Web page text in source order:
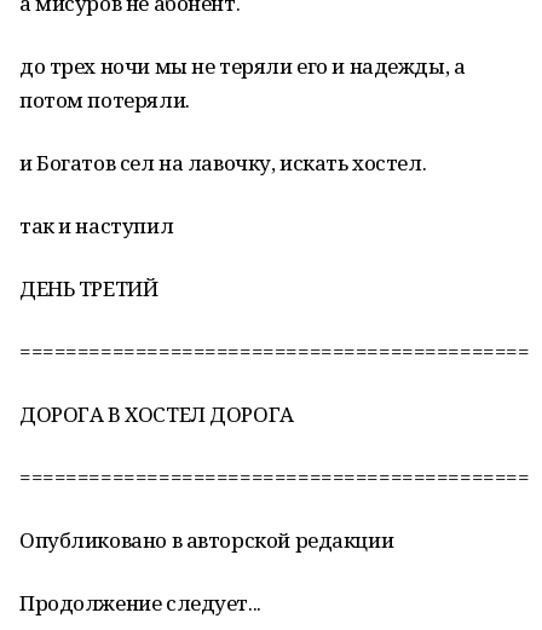
до трех ночи мы не теряли его и надежды, а
потом потеряли.
и Богатов сел на лавочку, искать хостел.
так и наступил
ДЕНЬ ТРЕТИЙ
============================================
ДОРОГА В ХОСТЕЛ ДОРОГА
============================================
Опубликовано в авторской редакции
Продолжение следует...